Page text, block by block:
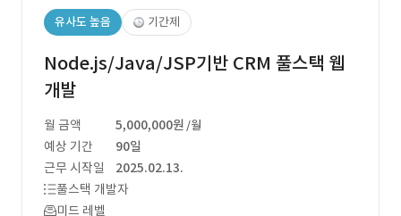
유사도 높음 기간제
Node.js/Java/JSP기반 CRM 풀스택 웹
개발
월 금액 5,000,000원 /월
예상 기간
90일
근무 시작일
2025.02.13.
풀스택 개발자
미드 레벨